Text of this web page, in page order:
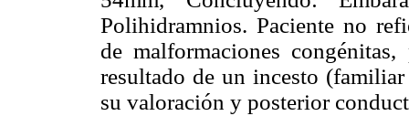
Polihidramnios. Paciente no
de malformaciones
resultado de un incesto
su valoración y posterior